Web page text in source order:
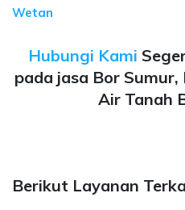
Wetan
Hubungi Kami
pada jasa Bor
Air Tanah
Berikut Layanan